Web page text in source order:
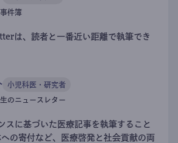
件簿
は、読者と一番近い距離で執筆でき
小児科医・研究者
のニュースレター
に基づいた医療記事を執筆すること
の寄付など、医療啓発と社会貢献の両